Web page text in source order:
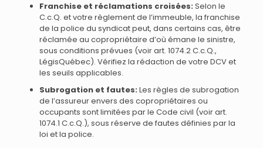
Franchise et réclamations croisées:Selon le
C.c.Q. et votre règlement de l’immeuble, la franchise
de la police du syndicat peut, dans certains cas, être
réclamée au copropriétaire d’où émane le sinistre,
sous conditions prévues (voir art. 1074.2 C.c.Q.,
LégisQuébec). Vérifiez la rédaction de votre DCV et
les seuils applicables.
Subrogation et fautes:Les règles de subrogation
de l’assureur envers des copropriétaires ou
occupants sont limitées par le Code civil (voir art.
1074.1 C.c.Q.), sous réserve de fautes définies par la
loi et la police.